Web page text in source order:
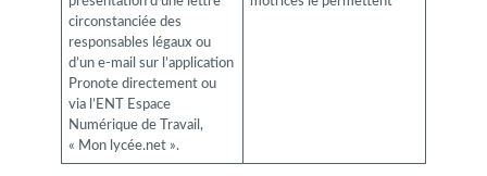
circonstanciée des
responsables légaux ou
d’un e-mail sur l’application
Pronote directement ou
via l’ENT Espace
Numérique de Travail,
« Mon lycée.net ».